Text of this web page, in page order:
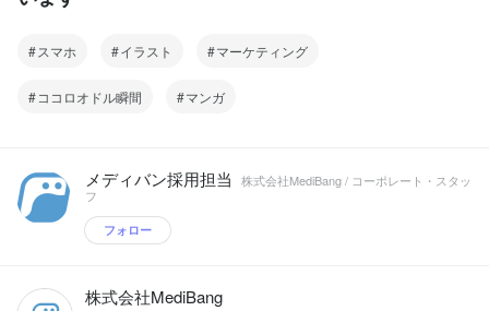
スマホ イラスト マーケティング
ココロオドル瞬間 マンガ
メディバン採用担当
株式会社MediBang / コーポレート・スタッ
フ
フォロー
株式会社MediBang